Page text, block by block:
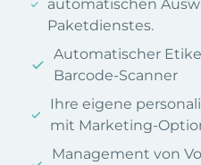
automatischen
Paketdienstes.
Automatischer
Barcode-Scanner
Ihre eigene
mit Marketing-
Management von